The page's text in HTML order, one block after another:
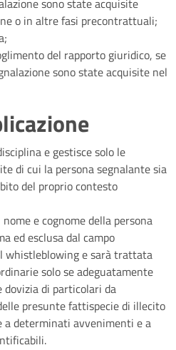
sono state acquisite
o in altre fasi precontrattuali;
del rapporto giuridico, se
sono state acquisite nel
e gestisce solo le
di cui la persona segnalante sia
del proprio contesto
e cognome della persona
ed esclusa dal campo
whistleblowing e sarà trattata
solo se adeguatamente
di particolari da
presunte fattispecie di illecito
a determinati avvenimenti e a